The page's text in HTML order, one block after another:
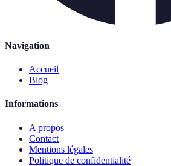
Navigation
Accueil
Blog
Informations
A propos
Contact
Mentions légales
Politique de confidentialité